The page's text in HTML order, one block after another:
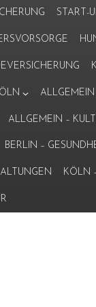
START-
ALLGEMEIN –
BERLIN –
KÖLN